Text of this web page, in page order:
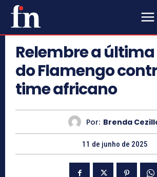
Relembre a
do Flamengo
time africano
Por: Brenda
11 de junho de 2025